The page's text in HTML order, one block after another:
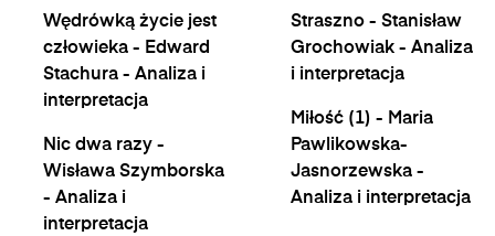
Wędrówką życie jest
człowieka - Edward
Stachura - Analiza i
interpretacja
Nic dwa razy -
Wisława Szymborska
- Analiza i
interpretacja
Straszno - Stanisław
Grochowiak - Analiza
i interpretacja
Miłość (1) - Maria
Pawlikowska-
Jasnorzewska -
Analiza i interpretacja